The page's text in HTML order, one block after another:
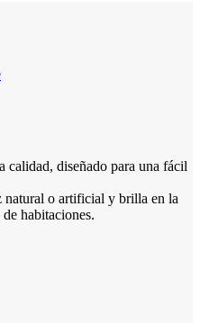
calidad, diseñado para una fácil
natural o artificial y brilla en la
habitaciones.